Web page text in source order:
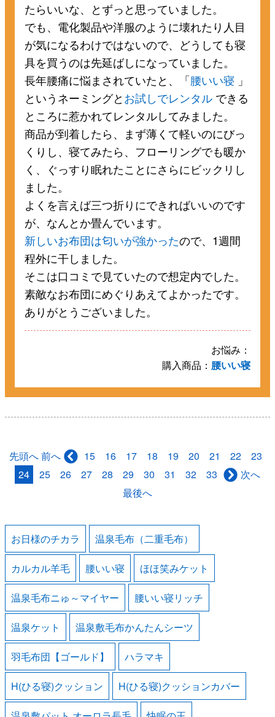
たらいいな、とずっと思っていました。
でも、電化製品や洋服のように壊れたり人目
が気になるわけではないので、どうしても寝
具を買うのは先延ばしになっていました。
長年腰痛に悩まされていたと、「腰いい寝 」
というネーミングとお試しでレンタル できる
ところに惹かれてレンタルしてみました。
商品が到着したら、まず薄くて軽いのにびっ
くりし、寝てみたら、フローリングでも暖か
く、ぐっすり眠れたことにさらにビックリし
ました。
よくを言えば三つ折りにできればいいのです
が、なんとか畳んでいます。
新しいお布団は匂いが強かったので、1週間
程外に干しました。
そこは口コミで見ていたので想定内でした。
素敵なお布団にめぐりあえてよかったです。
ありがとうございました。
お悩み：
購入商品： 腰いい寝
先頭へ前へ 15 16 17 18 19 20 21 22
23
24
25 26 27 28 29 30 31 32 33
次へ
最後へ
お日様のチカラ 温泉毛布（二重毛布）
カルカル羊毛 腰いい寝 ほほ笑みケット
温泉毛布ニゅ～マイヤー 腰いい寝リッチ
温泉ケット 温泉敷毛布かんたんシーツ
羽毛布団【ゴールド】 ハラマキ
H(ひる寝)クッション H(ひる寝)クッションカバー